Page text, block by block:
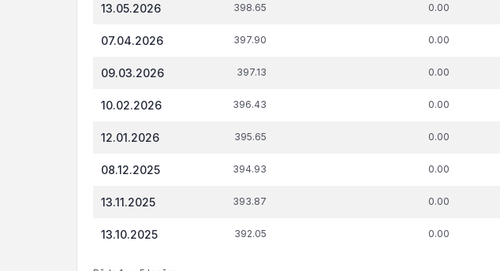
13.05.2026 398.65 0.00
07.04.2026 397.90 0.00
09.03.2026 397.13 0.00
10.02.2026 396.43 0.00
12.01.2026 395.65 0.00
08.12.2025 394.93 0.00
13.11.2025 393.87 0.00
13.10.2025 392.05 0.00